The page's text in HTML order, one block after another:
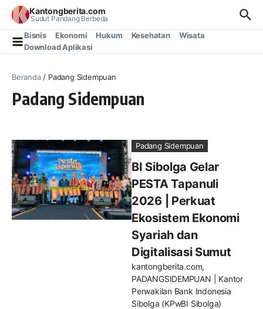
Lewati ke konten
Kantongberita.com
Sudut Pandang Berbeda
Bisnis Ekonomi Hukum Kesehatan
Wisata
Download Aplikasi
Beranda/ Padang Sidempuan
Padang Sidempuan
Padang Sidempuan
BI Sibolga Gelar
PESTA Tapanuli
2026 | Perkuat
Ekosistem Ekonomi
Syariah dan
Digitalisasi Sumut
kantongberita.com,
PADANGSIDEMPUAN | Kantor
Perwakilan Bank Indonesia
Sibolga (KPwBI Sibolga)